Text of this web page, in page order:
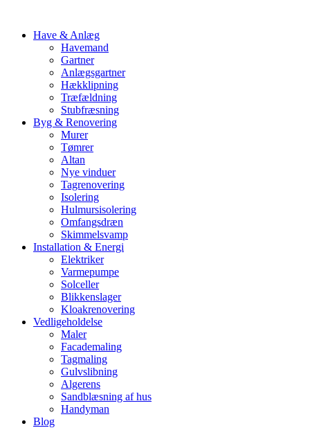
Have & Anlæg
Havemand
Gartner
Anlægsgartner
Hækklipning
Træfældning
Stubfræsning
Byg & Renovering
Murer
Tømrer
Altan
Nye vinduer
Tagrenovering
Isolering
Hulmursisolering
Omfangsdræn
Skimmelsvamp
Installation & Energi
Elektriker
Varmepumpe
Solceller
Blikkenslager
Kloakrenovering
Vedligeholdelse
Maler
Facademaling
Tagmaling
Gulvslibning
Algerens
Sandblæsning af hus
Handyman
Blog